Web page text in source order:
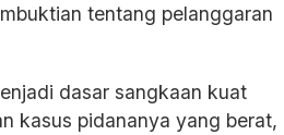
tentang pelanggaran
dasar sangkaan kuat
kasus pidananya yang berat,